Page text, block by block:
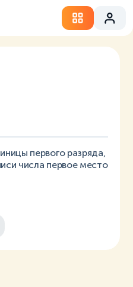
первого разряда,
числа первое место